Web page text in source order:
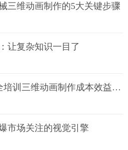
三维动画制作的5大关键步骤
让复杂知识一目了
1分钟可能=1条命！安全培训三维动画制作成本效益深度拆解
市场关注的视觉引擎